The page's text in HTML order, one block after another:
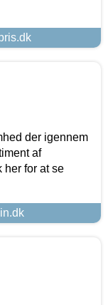
der igennem
af
her for at se